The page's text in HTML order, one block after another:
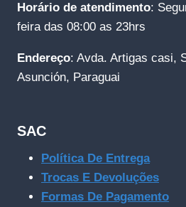
Horário de atendimento:
feira das 08:00 as 23hrs
Endereço: Avda. Artigas casi,
Asunción, Paraguai
SAC
Política De Entrega
Trocas E Devoluções
Formas De Pagamento